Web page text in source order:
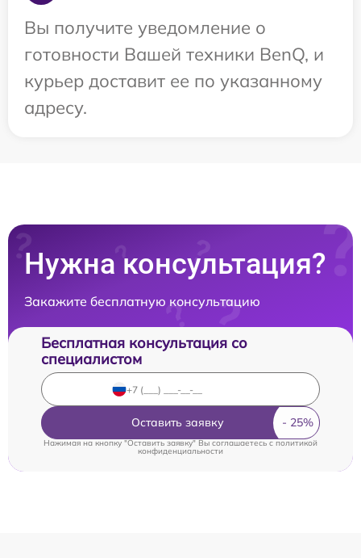
Вы получите уведомление о
готовности Вашей техники BenQ, и
курьер доставит ее по указанному
адресу.
Нужна консультация?
Закажите бесплатную консультацию
Бесплатная консультация со
специалистом
Оставить заявку
Нажимая на кнопку "Оставить заявку" Вы соглашаетесь cполитикой
конфиденциальности